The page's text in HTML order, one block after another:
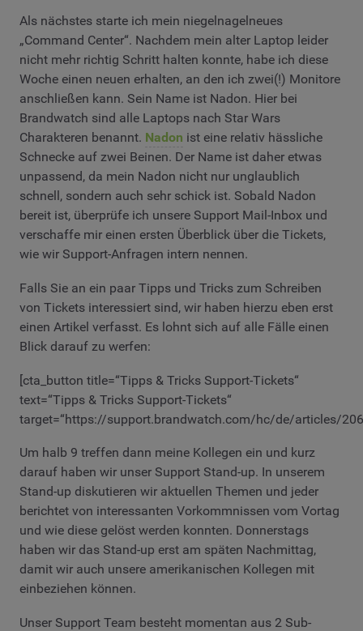
Als nächstes starte ich mein niegelnagelneues
„Command Center“. Nachdem mein alter Laptop leider
nicht mehr richtig Schritt halten konnte, habe ich diese
Woche einen neuen erhalten, an den ich zwei(!) Monitore
anschließen kann. Sein Name ist Nadon. Hier bei
Brandwatch sind alle Laptops nach Star Wars
Charakteren benannt. Nadon ist eine relativ hässliche
Schnecke auf zwei Beinen. Der Name ist daher etwas
unpassend, da mein Nadon nicht nur unglaublich
schnell, sondern auch sehr schick ist. Sobald Nadon
bereit ist, überprüfe ich unsere Support Mail-Inbox und
verschaffe mir einen ersten Überblick über die Tickets,
wie wir Support-Anfragen intern nennen.
Falls Sie an ein paar Tipps und Tricks zum Schreiben
von Tickets interessiert sind, wir haben hierzu eben erst
einen Artikel verfasst. Es lohnt sich auf alle Fälle einen
Blick darauf zu werfen:
[cta_button title=“Tipps & Tricks Support-Tickets“
text=“Tipps & Tricks Support-Tickets“
target=“https://support.brandwatch.com/hc/de/articles/
Um halb 9 treffen dann meine Kollegen ein und kurz
darauf haben wir unser Support Stand-up. In unserem
Stand-up diskutieren wir aktuellen Themen und jeder
berichtet von interessanten Vorkommnissen vom Vortag
und wie diese gelöst werden konnten. Donnerstags
haben wir das Stand-up erst am späten Nachmittag,
damit wir auch unsere amerikanischen Kollegen mit
einbeziehen können.
Unser Support Team besteht momentan aus 2 Sub-